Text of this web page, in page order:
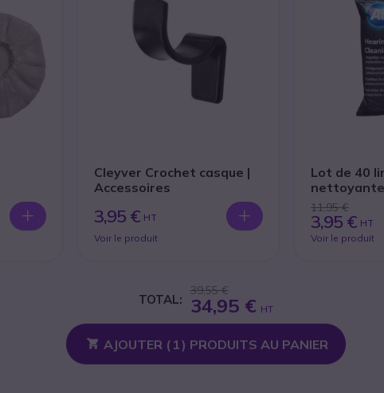
Cleyver Crochet casque |
Accessoires
3,95 € HT
Voir le produit
Lot de 40
11,95 €
3,95 € HT
Voir le produit
TOTAL:
39,55 €
34,95 € HT
AJOUTER ( 1) PRODUITS AU PANIER